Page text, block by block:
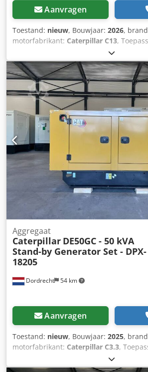
Aanvragen
Toestand: nieuw, Bouwjaar: 2026,
motorfabrikant: Caterpillar C13,
Leeggewicht: 2.924 kg
Afmetingen laadruimte: 310 x 134 x 217
ja Emissieniveau: Stage II / Tier II
Watertank inhoud: 721 l Dsdpfsxvk Hkjx
contact op met Team DPX voor meer
opties en toebehoren = - Accu -
dak - Tankwagen
Dordrecht 54 km
Aggregaat
Caterpillar DE50GC - 50 kVA
Stand-by Generator Set - DPX-
18205
Aanvragen
Toestand: nieuw, Bouwjaar: 2025,
motorfabrikant: Caterpillar C3.3,
Dksdsy R I Htepfx Acror Leeggewicht: 889
Generatorvermogen: 50 kVA